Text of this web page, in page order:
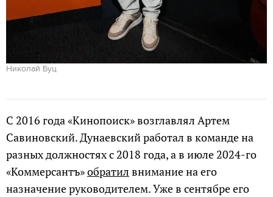
Николай Буц
С 2016 года «Кинопоиск» возглавлял Артем
Савиновский. Дунаевский работал в команде на
разных должностях с 2018 года, а в июле 2024-го
«Коммерсантъ»обратил внимание на его
назначение руководителем. Уже в сентябре его